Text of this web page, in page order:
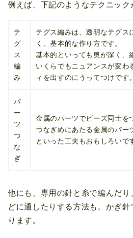
例えば、下記のようなテクニック
テ
グ
ス
編
み
テグス編みは、透明なテグス
く、基本的な作り方です。
基本的といっても奥が深く、
いくらでもニュアンスが変わ
ィを出すのにうってつけです。
パ
ー
ツ
つ
な
ぎ
金属のパーツでビーズ同士を
つなぎめにあたる金属のパー
といった工夫もおもしろいで
他にも、専用の針と糸で編んだり
どに通したりする方法も。かぎ
ります。